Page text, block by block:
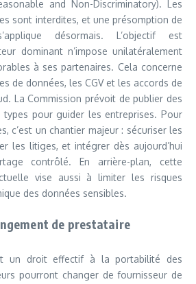
and Non-Discriminatory). Les
sont interdites, et une présomption de
désormais. L’objectif est
dominant n’impose unilatéralement
à ses partenaires. Cela concerne
de données, les CGV et les accords de
La Commission prévoit de publier des
pour guider les entreprises. Pour
c’est un chantier majeur : sécuriser les
les litiges, et intégrer dès aujourd’hui
contrôlé. En arrière-plan, cette
vise aussi à limiter les risques
des données sensibles.
de prestataire
un droit effectif à la portabilité des
pourront changer de fournisseur de